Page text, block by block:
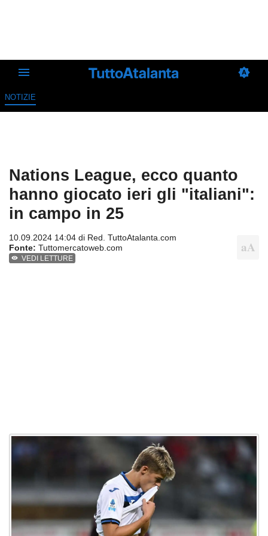
NOTIZIE
Nations League, ecco quanto
hanno giocato ieri gli "italiani":
in campo in 25
10.09.2024 14:04 di Red. TuttoAtalanta.com
Fonte: Tuttomercatoweb.com
VEDI LETTURE